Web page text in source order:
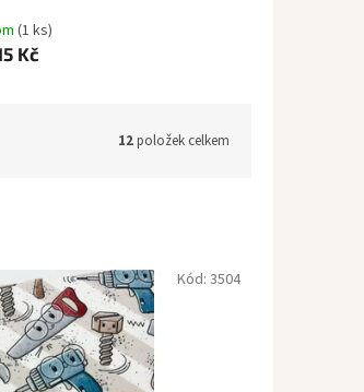
(1 ks)
Kč
12položek celkem
Kód: 3504